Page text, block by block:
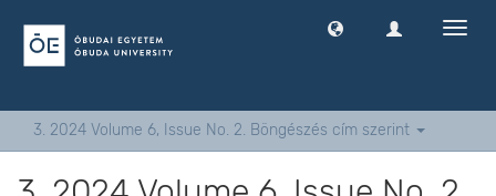
3. 2024 Volume 6, Issue No. 2. Böngészés cím szerint